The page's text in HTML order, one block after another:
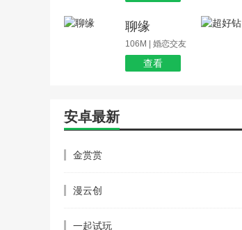
聊缘
106M | 婚恋交友
查看
安卓最新
金赏赏
漫云创
一起试玩